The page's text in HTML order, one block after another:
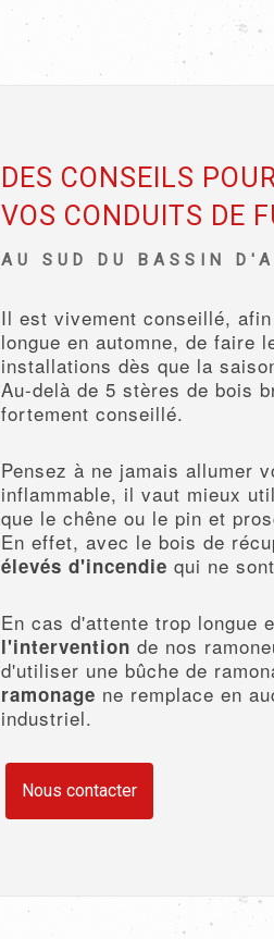
DES CONSEILS
VOS CONDUITS DE
AU SUD DU BASSIN
Il est vivement conseillé,
longue en automne, de faire
installations dès que la
Au-delà de 5 stères de bois
fortement conseillé.
Pensez à ne jamais allumer
inflammable, il vaut mieux
que le chêne ou le pin et
En effet, avec le bois de
élevés d'incendie qui ne
En cas d'attente trop longue
l'intervention de nos
d'utiliser une bûche de
ramonage ne remplace en
industriel.
Nous contacter